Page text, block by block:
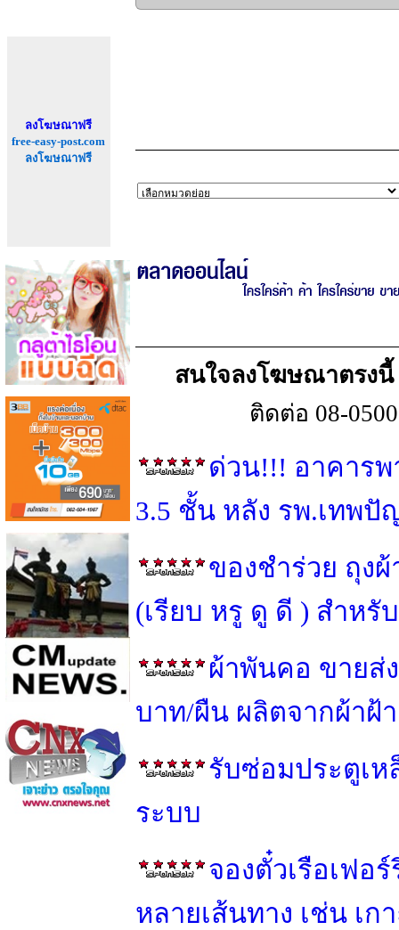
ลงโฆษณาฟรี
free-easy-post.com
ลงโฆษณาฟรี
สนใจลงโฆษณาตรงนี้
ติดต่อ 08-
ด่วน!!! อาคาร
3.5 ชั้น หลัง รพ.เทพ
ของชำร่วย ถุง
(เรียบ หรู ดู ดี ) สำหรั
ผ้าพันคอ ขายส่
บาท/ผืน ผลิตจากผ้าฝ้
รับซ่อมประตูเห
ระบบ
จองตั๋วเรือเฟอ
หลายเส้นทาง เช่น เก